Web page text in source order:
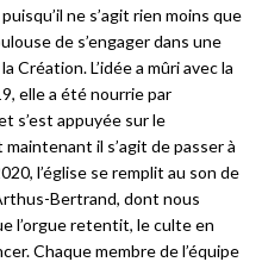
ne s’agit rien moins que
de s’engager dans une
Création. L’idée a mûri avec la
elle a été nourrie par
s’est appuyée sur le
il s’agit de passer à
l’église se remplit au son de
Bertrand, dont nous
l’orgue retentit, le culte en
Chaque membre de l’équipe